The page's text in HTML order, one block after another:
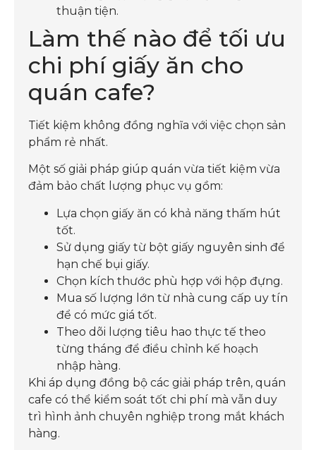
thuận tiện.
Làm thế nào để tối ưu
chi phí giấy ăn cho
quán cafe?
Tiết kiệm không đồng nghĩa với việc chọn sản
phẩm rẻ nhất.
Một số giải pháp giúp quán vừa tiết kiệm vừa
đảm bảo chất lượng phục vụ gồm:
Lựa chọn giấy ăn có khả năng thấm hút
tốt.
Sử dụng giấy từ bột giấy nguyên sinh để
hạn chế bụi giấy.
Chọn kích thước phù hợp với hộp đựng.
Mua số lượng lớn từ nhà cung cấp uy tín
để có mức giá tốt.
Theo dõi lượng tiêu hao thực tế theo
từng tháng để điều chỉnh kế hoạch
nhập hàng.
Khi áp dụng đồng bộ các giải pháp trên, quán
cafe có thể kiểm soát tốt chi phí mà vẫn duy
trì hình ảnh chuyên nghiệp trong mắt khách
hàng.